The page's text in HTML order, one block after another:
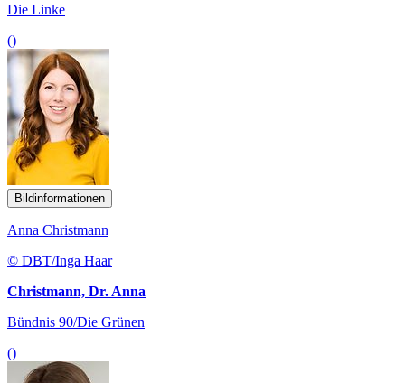
Die Linke
()
Bildinformationen
Anna Christmann
© DBT/Inga Haar
Christmann, Dr. Anna
Bündnis 90/Die Grünen
()